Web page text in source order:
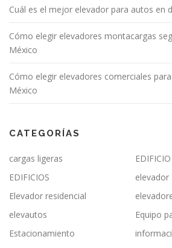
Cuál es el mejor elevador para autos en
Cómo elegir elevadores montacargas
México
Cómo elegir elevadores comerciales
México
CATEGORÍAS
cargas ligeras
EDIFICIO
EDIFICIOS
elevador
Elevador residencial
elevautos
Equipo
Estacionamiento